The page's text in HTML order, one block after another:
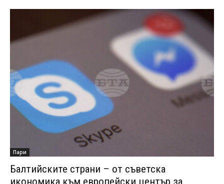
Пари
Балтийските страни – от съветска